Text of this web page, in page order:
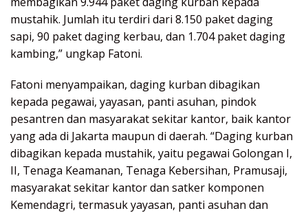
mustahik. Jumlah itu terdiri dari 8.150 paket daging
sapi, 90 paket daging kerbau, dan 1.704 paket daging
kambing,” ungkap Fatoni.
Fatoni menyampaikan, daging kurban dibagikan
kepada pegawai, yayasan, panti asuhan, pindok
pesantren dan masyarakat sekitar kantor, baik kantor
yang ada di Jakarta maupun di daerah. “Daging kurban
dibagikan kepada mustahik, yaitu pegawai Golongan I,
II, Tenaga Keamanan, Tenaga Kebersihan, Pramusaji,
masyarakat sekitar kantor dan satker komponen
Kemendagri, termasuk yayasan, panti asuhan dan